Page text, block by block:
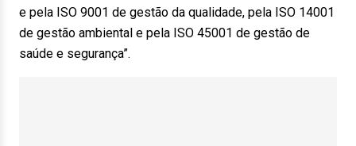
e pela ISO 9001 de gestão da qualidade, pela ISO 14001
de gestão ambiental e pela ISO 45001 de gestão de
saúde e segurança”.